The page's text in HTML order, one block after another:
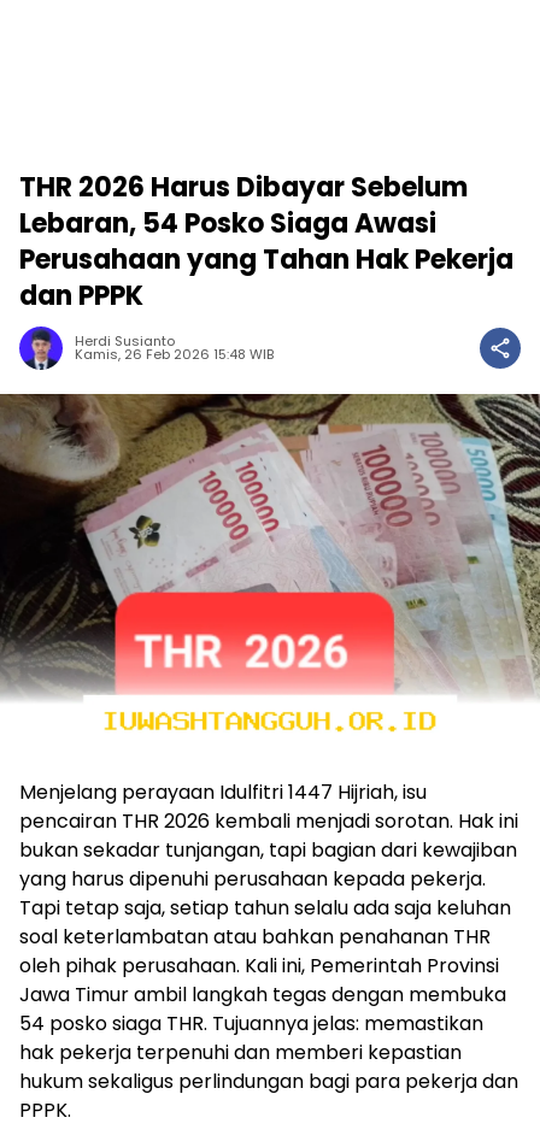
THR 2026 Harus Dibayar Sebelum
Lebaran, 54 Posko Siaga Awasi
Perusahaan yang Tahan Hak Pekerja
dan PPPK
Herdi Susianto
Kamis, 26 Feb 2026 15:48 WIB
Menjelang perayaan Idulfitri 1447 Hijriah, isu
pencairan THR 2026 kembali menjadi sorotan. Hak ini
bukan sekadar tunjangan, tapi bagian dari kewajiban
yang harus dipenuhi perusahaan kepada pekerja.
Tapi tetap saja, setiap tahun selalu ada saja keluhan
soal keterlambatan atau bahkan penahanan THR
oleh pihak perusahaan. Kali ini, Pemerintah Provinsi
Jawa Timur ambil langkah tegas dengan membuka
54 posko siaga THR. Tujuannya jelas: memastikan
hak pekerja terpenuhi dan memberi kepastian
hukum sekaligus perlindungan bagi para pekerja dan
PPPK.